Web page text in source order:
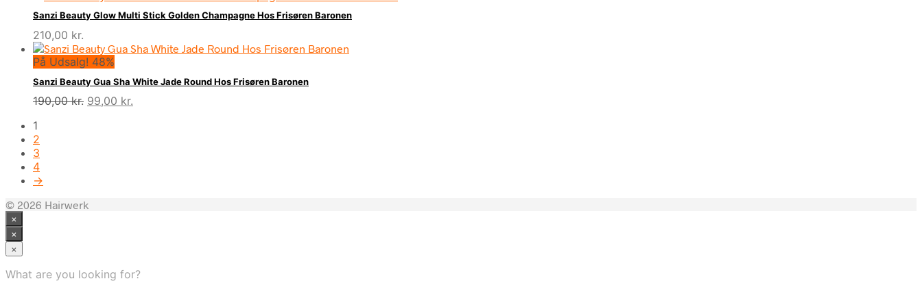
Sanzi Beauty Glow Multi Stick Golden Champagne Hos Frisøren Baronen
210,00 kr.
På Udsalg! 48%
Sanzi Beauty Gua Sha White Jade Round Hos Frisøren Baronen
190,00kr. Den
99,00 kr.
1
2
3
4
→
© 2026 Hairwerk
×
×
×
What are you looking for?